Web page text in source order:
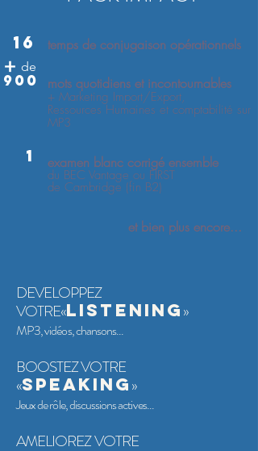
temps de conjugaison opérationnels
mots quotidiens et incontournables
+ Marketing Import/Export,
Ressources Humaines et comptabilité sur
MP3
examen blanc corrigé ensemble
du BEC Vantage ou FIRST
de Cambridge (fin B2)
et bien plus encore...
16
900
1
+ de
DEVELOPPEZ
VOTRE«LISTENING»
MP3, vidéos, chansons...
BOOSTEZ VOTRE
«SPEAKING»
Jeux de rôle, discussions actives...
AMELIOREZ VOTRE